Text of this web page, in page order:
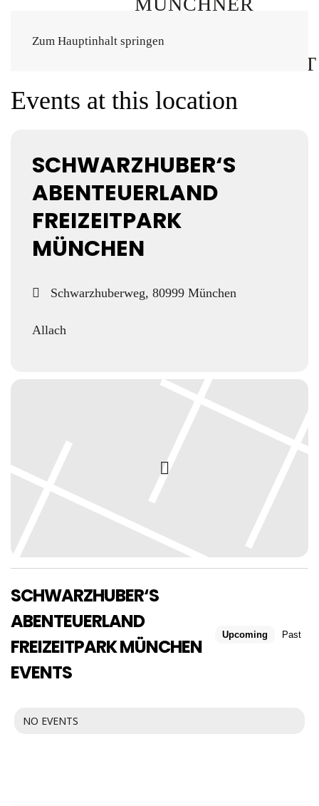
Zum Hauptinhalt springen
Events at this location
SCHWARZHUBER‘S
ABENTEUERLAND
FREIZEITPARK
MÜNCHEN
Schwarzhuberweg, 80999 München
Allach
SCHWARZHUBER‘S
ABENTEUERLAND
FREIZEITPARK MÜNCHEN
EVENTS
Upcoming Past
NO EVENTS